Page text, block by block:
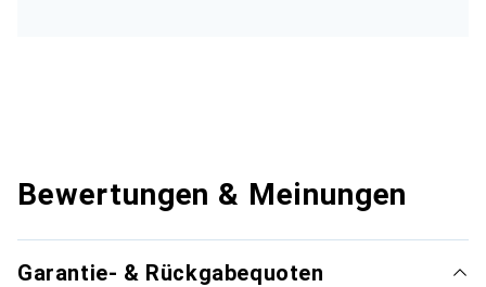
Bewertungen & Meinungen
Garantie- & Rückgabequoten